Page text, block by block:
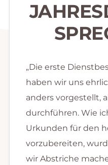
„Die erste
haben wir uns
anders vorgestellt,
durchführen. Wie
Urkunden für den
vorzubereiten,
wir Abstriche